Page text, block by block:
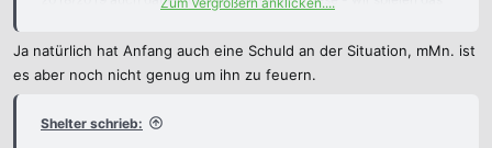
"Demut" eigentlich noch bemühen? Hört man aus Elversberg oder
Magdeburg ähnliche Stimmen?
Ja natürlich hat Anfang auch eine Schuld an der Situation, mMn. ist
es aber noch nicht genug um ihn zu feuern.
Shelter schrieb: